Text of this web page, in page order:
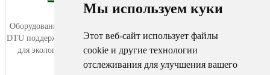
Мы используем куки
Этот веб-сайт использует файлы
cookie и другие технологии
отслеживания для улучшения вашего
Оборудование для сбора данных
DTU поддерживает RS232/RS485,
для экологии, метеорологии
сотовую сеть для подключения
сетевых устройств и устройств с
п···